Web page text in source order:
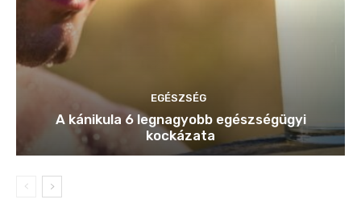
EGÉSZSÉG
A kánikula 6 legnagyobb egészségügyi
kockázata